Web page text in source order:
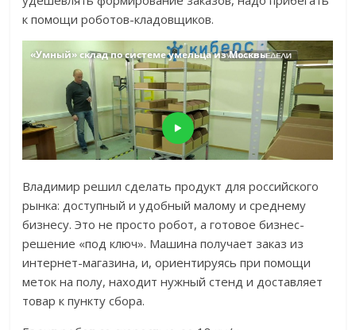
к помощи роботов-кладовщиков.
Владимир решил сделать продукт для российского
рынка: доступный и удобный малому и среднему
бизнесу. Это не просто робот, а готовое бизнес-
решение «под ключ». Машина получает заказ из
интернет-магазина, и, ориентируясь при помощи
меток на полу, находит нужный стенд и доставляет
товар к пункту сбора.